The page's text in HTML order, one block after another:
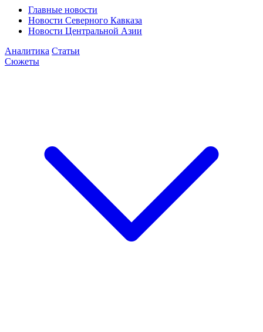
Главные новости
Новости Северного Кавказа
Новости Центральной Азии
Аналитика Статьи
Сюжеты